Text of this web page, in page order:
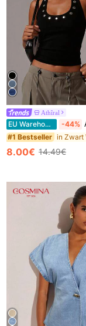
Athîral
EU Warehouse -44%
#1 Bestseller
8.00€ 14.49€